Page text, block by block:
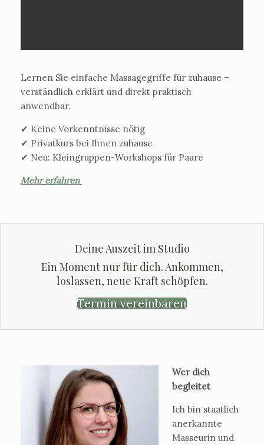
Lernen Sie einfache Massagegriffe für zuhause –
verständlich erklärt und direkt praktisch
anwendbar.
✔ Keine Vorkenntnisse nötig
✔ Privatkurs bei Ihnen zuhause
✔ Neu: Kleingruppen-Workshops für Paare
Mehr erfahren
Deine Auszeit im Studio
Ein Moment nur für dich. Ankommen,
loslassen, neue Kraft schöpfen.
Termin vereinbaren
Wer dich
begleitet
Ich bin staatlich
anerkannte
Masseurin und